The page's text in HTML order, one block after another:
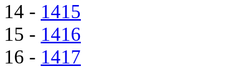
14 - 1415
15 - 1416
16 - 1417